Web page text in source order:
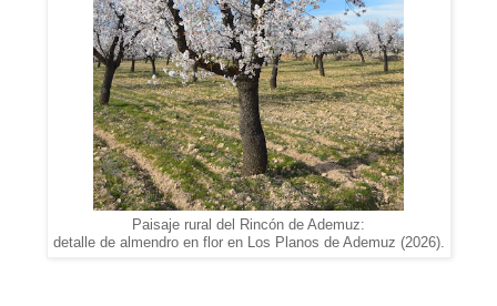
Paisaje rural del Rincón de Ademuz:
detalle de almendro en flor en Los Planos de Ademuz (2026).